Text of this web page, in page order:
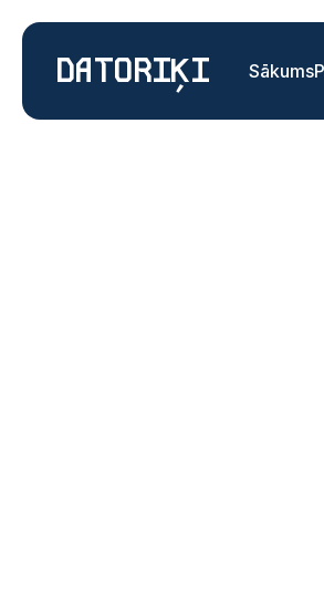
DATORIĶI Sākums